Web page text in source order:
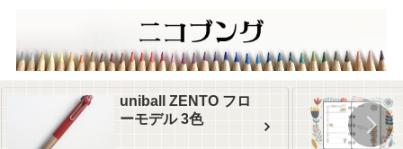
uniball ZENTO フロ
ーモデル 3色